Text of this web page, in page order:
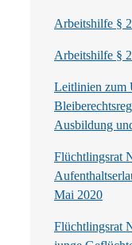
Arbeitshilfe §
Arbeitshilfe §
Leitlinien zum
Ausbildung
Flüchtlingsrat
Mai 2020
Flüchtlingsrat